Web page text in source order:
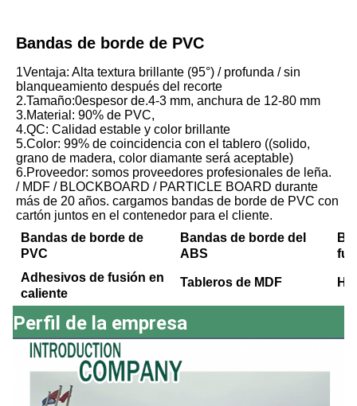
Bandas de borde de PVC
1Ventaja: Alta textura brillante (95°) / profunda / sin
blanqueamiento después del recorte
2.Tamaño:0espesor de.4-3 mm, anchura de 12-80 mm
3.Material: 90% de PVC,
4.QC: Calidad estable y color brillante
5.Color: 99% de coincidencia con el tablero ((solido,
grano de madera, color diamante será aceptable)
6.Proveedor: somos proveedores profesionales de leña.
/ MDF / BLOCKBOARD / PARTICLE BOARD durante
más de 20 años. cargamos bandas de borde de PVC con
cartón juntos en el contenedor para el cliente.
Bandas de borde de
PVC
Bandas de borde del
ABS
Adhesivos de fusión en
caliente
Tableros de MDF
Perfil de la empresa